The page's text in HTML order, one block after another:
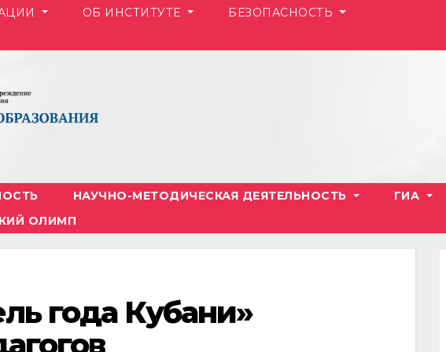
ОБ ИНСТИТУТЕ
БЕЗОПАСНОСТЬ
НАУЧНО-МЕТОДИЧЕСКАЯ ДЕЯТЕЛЬНОСТЬ ГИА
ОЛИМП
года Кубани»